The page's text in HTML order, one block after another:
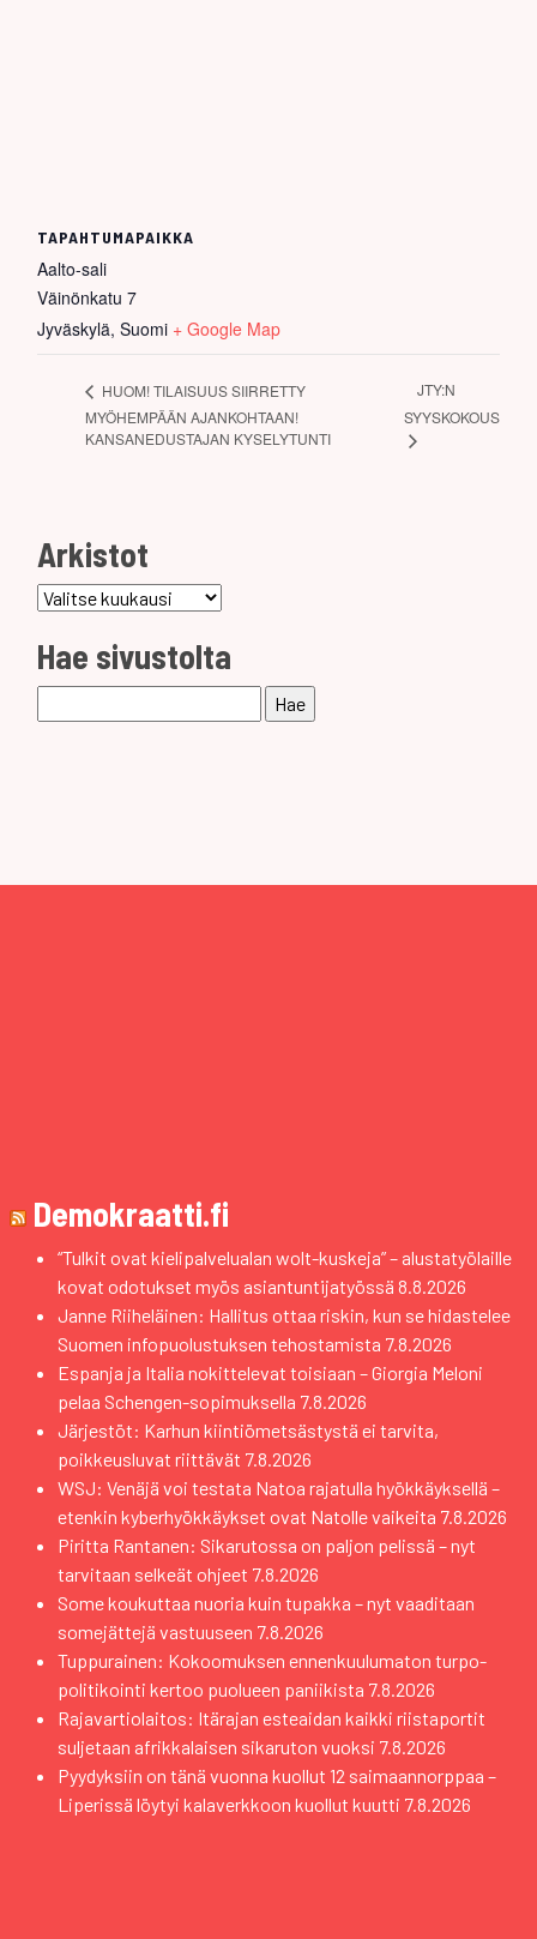
TAPAHTUMAPAIKKA
Aalto-sali
Väinönkatu 7
Jyväskylä, Suomi + Google Map
HUOM! TILAISUUS SIIRRETTY
MYÖHEMPÄÄN AJANKOHTAAN!
KANSANEDUSTAJAN KYSELYTUNTI
JTY:N
SYYSKOKOUS
Arkistot
Arkistot
Hae sivustolta
Demokraatti.fi
“Tulkit ovat kielipalvelualan wolt-kuskeja” – alustatyölaille
kovat odotukset myös asiantuntijatyössä 8.8.2026
Janne Riiheläinen: Hallitus ottaa riskin, kun se hidastelee
Suomen infopuolustuksen tehostamista 7.8.2026
Espanja ja Italia nokittelevat toisiaan – Giorgia Meloni
pelaa Schengen-sopimuksella 7.8.2026
Järjestöt: Karhun kiintiömetsästystä ei tarvita,
poikkeusluvat riittävät 7.8.2026
WSJ: Venäjä voi testata Natoa rajatulla hyökkäyksellä –
etenkin kyberhyökkäykset ovat Natolle vaikeita 7.8.2026
Piritta Rantanen: Sikarutossa on paljon pelissä – nyt
tarvitaan selkeät ohjeet 7.8.2026
Some koukuttaa nuoria kuin tupakka – nyt vaaditaan
somejättejä vastuuseen 7.8.2026
Tuppurainen: Kokoomuksen ennenkuulumaton turpo-
politikointi kertoo puolueen paniikista 7.8.2026
Rajavartiolaitos: Itärajan esteaidan kaikki riistaportit
suljetaan afrikkalaisen sikaruton vuoksi 7.8.2026
Pyydyksiin on tänä vuonna kuollut 12 saimaannorppaa –
Liperissä löytyi kalaverkkoon kuollut kuutti 7.8.2026